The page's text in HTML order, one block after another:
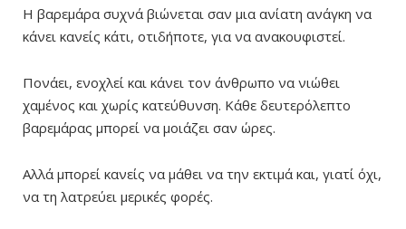
Η βαρεμάρα συχνά βιώνεται σαν μια ανίατη ανάγκη να
κάνει κανείς κάτι, οτιδήποτε, για να ανακουφιστεί.
Πονάει, ενοχλεί και κάνει τον άνθρωπο να νιώθει
χαμένος και χωρίς κατεύθυνση. Κάθε δευτερόλεπτο
βαρεμάρας μπορεί να μοιάζει σαν ώρες.
Αλλά μπορεί κανείς να μάθει να την εκτιμά και, γιατί όχι,
να τη λατρεύει μερικές φορές.